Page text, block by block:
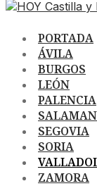
PORTADA
ÁVILA
BURGOS
LEÓN
PALENCIA
SEGOVIA
SORIA
ZAMORA